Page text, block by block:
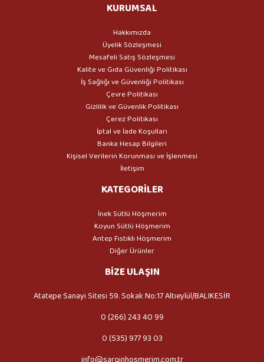
KURUMSAL
Hakkımızda
Üyelik Sözleşmesi
Mesafeli Satış Sözleşmesi
Kalite ve Gıda Güvenliği Politikası
İş Sağlığı ve Güvenliği Politikası
Çevre Politikası
Gizlilik ve Güvenlik Politikası
Çerez Politikası
İptal ve İade Koşulları
Banka Hesap Bilgileri
Kişisel Verilerin Korunması ve İşlenmesi
İletişim
KATEGORİLER
İnek Sütlü Höşmerim
Koyun Sütlü Höşmerim
Antep Fıstıklı Höşmerim
Diğer Ürünler
BİZE ULAŞIN
Atatepe Sanayi Sitesi 59. Sokak No:17 Altıeylül/BALIKESİR
0 (266) 243 40 99
0 (535) 977 93 03